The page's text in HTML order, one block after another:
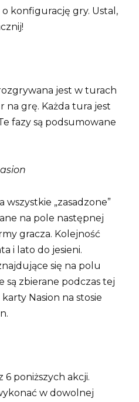
konfigurację gry. Ustal,
jest w turach
grę. Każda tura jest
fazy są podsumowane
„zasadzone”
na pole następnej
gracza. Kolejność
i lato do jesieni.
się na polu
są zbierane podczas tej
Nasion na stosie
6 poniższych akcji.
w dowolnej